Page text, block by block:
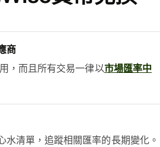
商
，而且所有交易一律以市場匯率中
水清單，追蹤相關匯率的長期變化。